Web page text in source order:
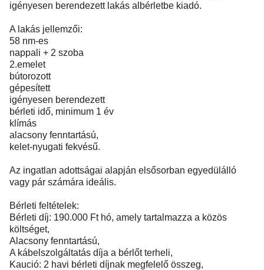
igényesen berendezett lakás albérletbe kiadó.
A lakás jellemzői:
58 nm-es
nappali + 2 szoba
2.emelet
bútorozott
gépesített
igényesen berendezett
bérleti idő, minimum 1 év
klímás
alacsony fenntartású,
kelet-nyugati fekvésű.
Az ingatlan adottságai alapján elsősorban egyedülálló
vagy pár számára ideális.
Bérleti feltételek:
Bérleti díj: 190.000 Ft hó, amely tartalmazza a közös
költséget,
Alacsony fenntartású,
A kábelszolgáltatás díja a bérlőt terheli,
Kaució: 2 havi bérleti díjnak megfelelő összeg,